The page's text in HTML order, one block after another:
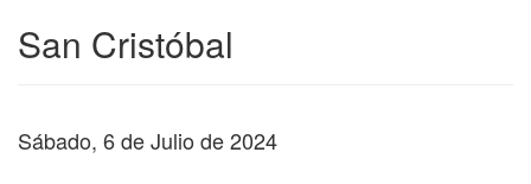
San Cristóbal
Sábado, 6 de Julio de 2024